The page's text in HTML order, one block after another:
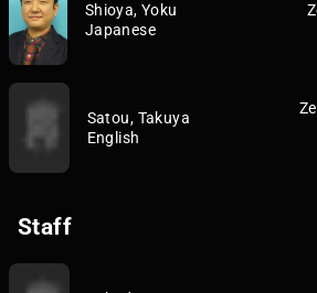
Shioya, Yoku
Japanese
Satou, Takuya
English
Staff